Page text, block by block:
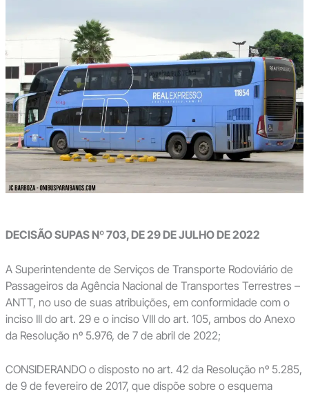
DECISÃO SUPAS Nº 703, DE 29 DE JULHO DE 2022
A Superintendente de Serviços de Transporte Rodoviário de
Passageiros da Agência Nacional de Transportes Terrestres –
ANTT, no uso de suas atribuições, em conformidade com o
inciso III do art. 29 e o inciso VIII do art. 105, ambos do Anexo
da Resolução nº 5.976, de 7 de abril de 2022;
CONSIDERANDO o disposto no art. 42 da Resolução nº 5.285,
de 9 de fevereiro de 2017, que dispõe sobre o esquema